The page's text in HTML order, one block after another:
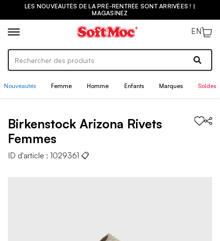
LES NOUVEAUTÉS DE LA PRÉ-RENTRÉE SONT ARRIVÉES ! |
MAGASINEZ
EN
Nouveautés Femme Homme Enfants Marques Soldes
Birkenstock Arizona Rivets
Femmes
ID d'article : 1029361 📋